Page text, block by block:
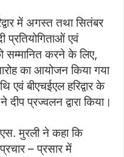
में अगस्त तथा सि‍तंबर
प्रतियोगिताओं एवं
सम्मानित करने के लिए,
का आयोजन किया गया
एवं बीएचईएल हरिद्वार के
प्रज्वलन द्वारा किया।
मुरली ने कहा कि
प्रचार – प्रसार में